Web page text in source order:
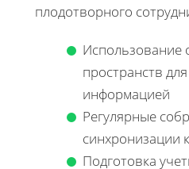
плодотворного
пространств
информацией
Регулярные
синхронизации
Подготовка